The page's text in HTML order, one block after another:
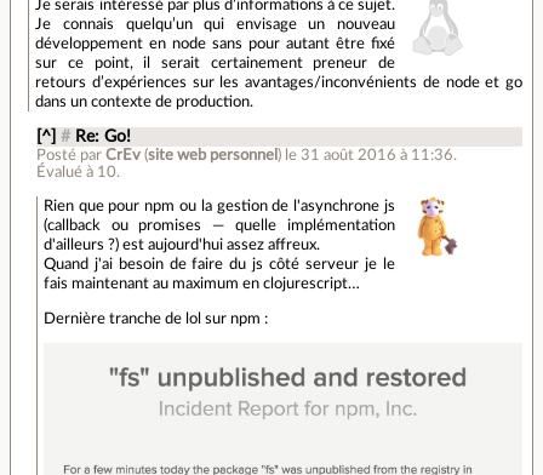
Je serais intéressé par plus d’informations à ce sujet.
Je connais quelqu’un qui envisage un nouveau
développement en node sans pour autant être fixé
sur ce point, il serait certainement preneur de
retours d’expériences sur les avantages/inconvénients de node et go
dans un contexte de production.
[^] # Re: Go!
Posté par CrEv(site web personnel ) le 31 août 2016 à 11:36.
Évalué à 10.
Rien que pour npm ou la gestion de l'asynchrone js
(callback ou promises — quelle implémentation
d'ailleurs ?) est aujourd'hui assez affreux.
Quand j'ai besoin de faire du js côté serveur je le
fais maintenant au maximum en clojurescript…
Dernière tranche de lol sur npm :